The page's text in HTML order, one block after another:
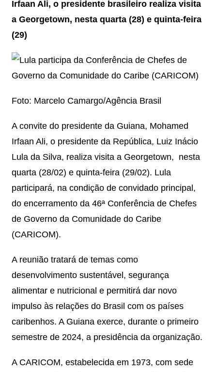
Irfaan Ali, o presidente brasileiro realiza visita
a Georgetown, nesta quarta (28) e quinta-feira
(29)
Foto: Marcelo Camargo/Agência Brasil
A convite do presidente da Guiana, Mohamed
Irfaan Ali, o presidente da República, Luiz Inácio
Lula da Silva, realiza visita a Georgetown, nesta
quarta (28/02) e quinta-feira (29/02). Lula
participará, na condição de convidado principal,
do encerramento da 46ª Conferência de Chefes
de Governo da Comunidade do Caribe
(CARICOM).
A reunião tratará de temas como
desenvolvimento sustentável, segurança
alimentar e nutricional e permitirá dar novo
impulso às relações do Brasil com os países
caribenhos. A Guiana exerce, durante o primeiro
semestre de 2024, a presidência da organização.
A CARICOM, estabelecida em 1973, com sede